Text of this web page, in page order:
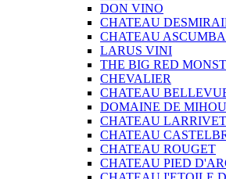
DON VINO
CHATEAU
CHATEAU
LARUS VINI
THE BIG RED
CHEVALIER
CHATEAU
DOMAINE DE
CHATEAU
CHATEAU
CHATEAU ROUGET
CHATEAU PIED